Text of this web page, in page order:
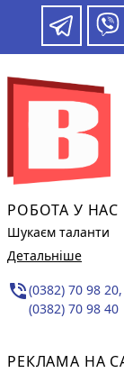
РОБОТА У НАС
Шукаєм таланти
Детальніше
phone_in_talk(0382) 70 98 20,
(0382) 70 98 40
РЕКЛАМА НА